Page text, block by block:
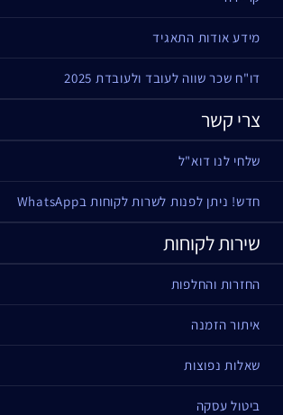
מידע אודות התאגיד
דו"ח שכר שווה לעובד ולעובדת 2025
צרי קשר
שלחי לנו דוא"ל
חדש! ניתן לפנות לשרות לקוחות בWhatsApp
שירות לקוחות
החזרות והחלפות
איתור הזמנה
שאלות נפוצות
ביטול עסקה